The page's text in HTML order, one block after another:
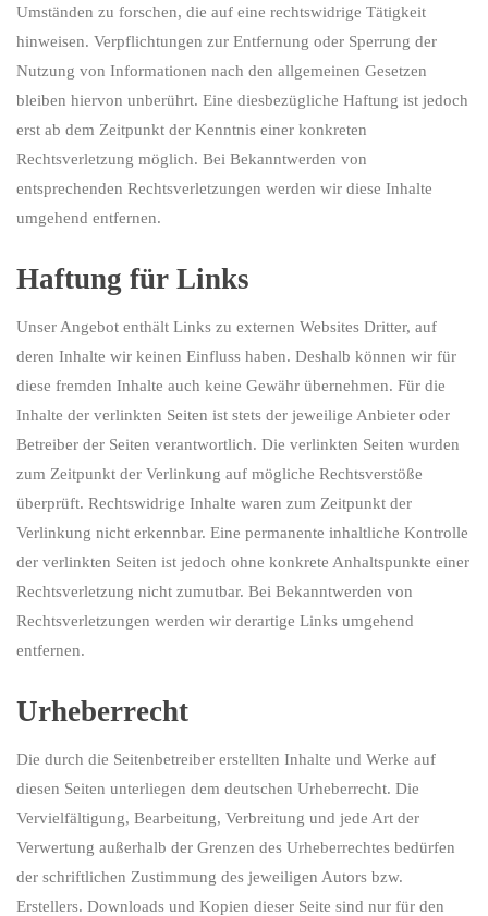
Umständen zu forschen, die auf eine rechtswidrige Tätigkeit
hinweisen. Verpflichtungen zur Entfernung oder Sperrung der
Nutzung von Informationen nach den allgemeinen Gesetzen
bleiben hiervon unberührt. Eine diesbezügliche Haftung ist jedoch
erst ab dem Zeitpunkt der Kenntnis einer konkreten
Rechtsverletzung möglich. Bei Bekanntwerden von
entsprechenden Rechtsverletzungen werden wir diese Inhalte
umgehend entfernen.
Haftung für Links
Unser Angebot enthält Links zu externen Websites Dritter, auf
deren Inhalte wir keinen Einfluss haben. Deshalb können wir für
diese fremden Inhalte auch keine Gewähr übernehmen. Für die
Inhalte der verlinkten Seiten ist stets der jeweilige Anbieter oder
Betreiber der Seiten verantwortlich. Die verlinkten Seiten wurden
zum Zeitpunkt der Verlinkung auf mögliche Rechtsverstöße
überprüft. Rechtswidrige Inhalte waren zum Zeitpunkt der
Verlinkung nicht erkennbar. Eine permanente inhaltliche Kontrolle
der verlinkten Seiten ist jedoch ohne konkrete Anhaltspunkte einer
Rechtsverletzung nicht zumutbar. Bei Bekanntwerden von
Rechtsverletzungen werden wir derartige Links umgehend
entfernen.
Urheberrecht
Die durch die Seitenbetreiber erstellten Inhalte und Werke auf
diesen Seiten unterliegen dem deutschen Urheberrecht. Die
Vervielfältigung, Bearbeitung, Verbreitung und jede Art der
Verwertung außerhalb der Grenzen des Urheberrechtes bedürfen
der schriftlichen Zustimmung des jeweiligen Autors bzw.
Erstellers. Downloads und Kopien dieser Seite sind nur für den